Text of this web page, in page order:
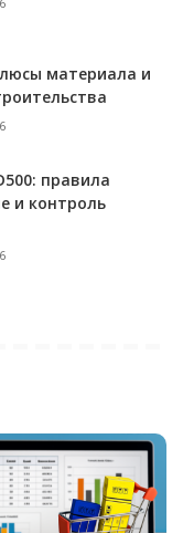
материала и
правила
и контроль